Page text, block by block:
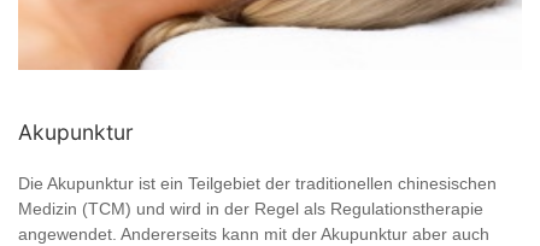
Akupunktur
Die Akupunktur ist ein Teilgebiet der traditionellen chinesischen
Medizin (TCM) und wird in der Regel als Regulationstherapie
angewendet. Andererseits kann mit der Akupunktur aber auch